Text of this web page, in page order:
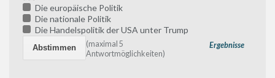
Die europäische Politik
Die nationale Politik
Die Handelspolitik der USA unter Trump
Ergebnisse
(maximal 5
Antwortmöglichkeiten)